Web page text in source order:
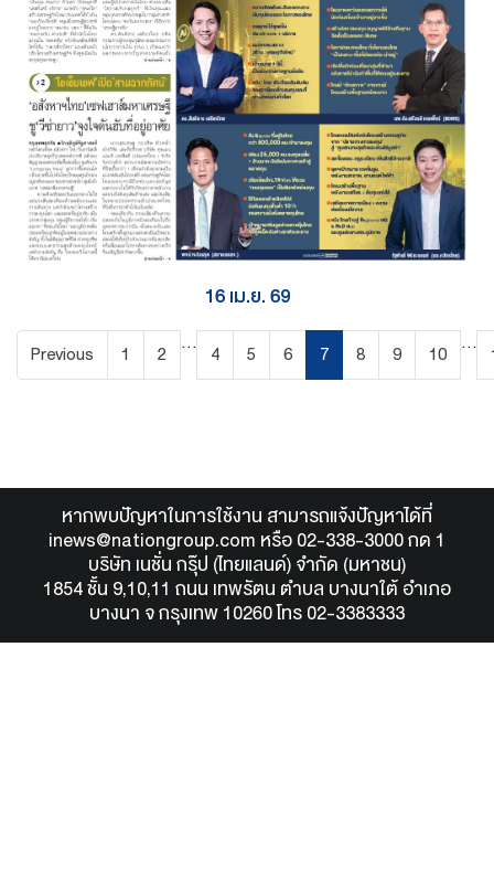
16 เม.ย. 69
Previous 1 2 ... 4 5 6 7 8 9 10 ...
หากพบปัญหาในการใช้งาน สามารถแจ้งปัญหาได้ที่
inews@nationgroup.com หรือ02-338-3000 กด 1
บริษัท เนชั่น กรุ๊ป (ไทยแลนด์) จำกัด (มหาชน)
1854 ชั้น 9,10,11 ถนน เทพรัตน ตำบล บางนาใต้ อำเภอ
บางนา จ กรุงเทพ 10260 โทร 02-3383333